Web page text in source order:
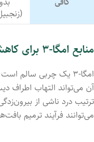
منابع امگا-۳ برای کاهش التهاب
امگا-۳ یک چربی
آن می‌تواند التهاب
ترتیب درد ناشی از
می‌توانند فرآیند ترمیم